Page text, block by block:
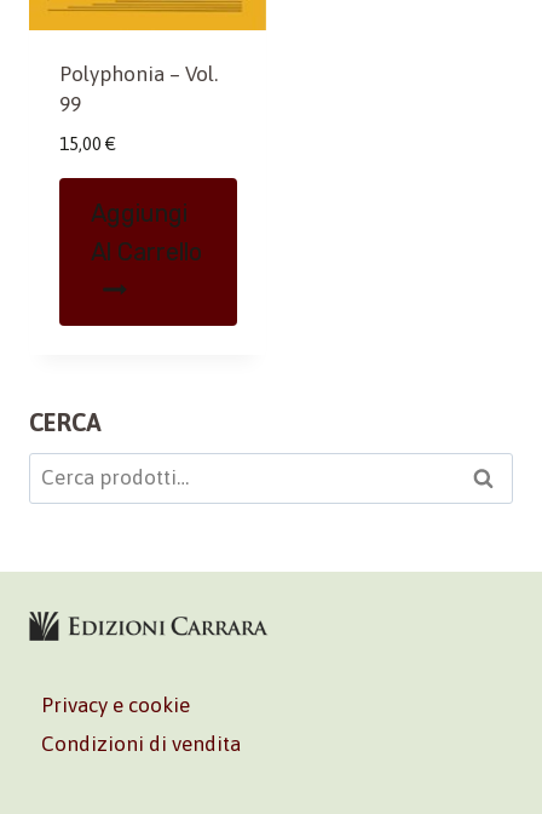
Polyphonia – Vol.
99
15,00 €
Aggiungi
Al Carrello
CERCA
Cerca: Cerca
Privacy e cookie
Condizioni di vendita